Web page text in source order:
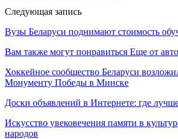
Следующая запись
Вузы Беларуси поднимают стоимость
Вам также могут понравиться Еще от
Хоккейное сообщество Беларуси
Монументу Победы в Минске
Доски объявлений в Интернете: где
Искусство увековечения памяти в
народов